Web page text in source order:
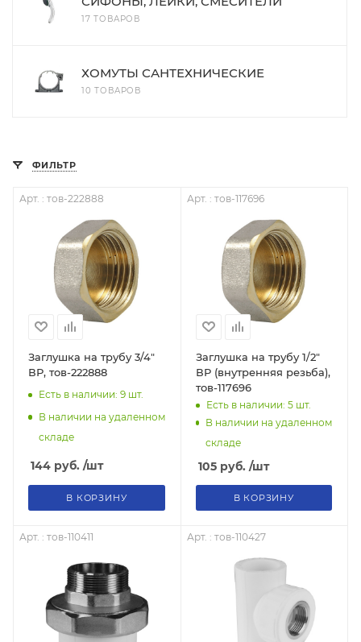
17 ТОВАРОВ
ХОМУТЫ САНТЕХНИЧЕСКИЕ
10 ТОВАРОВ
ФИЛЬТР
Арт. : тов-222888
Заглушка на трубу 3/4"
ВР, тов-222888
Есть в наличии: 9 шт.
В наличии на удаленном
складе
144 руб. /шт
В КОРЗИНУ
Арт. : тов-117696
Заглушка на трубу 1/2"
ВР (внутренняя резьба),
тов-117696
Есть в наличии: 5шт.
В наличии на удаленном
складе
105руб. /шт
В КОРЗИНУ
Арт. : тов-110411 Арт. : тов-110427